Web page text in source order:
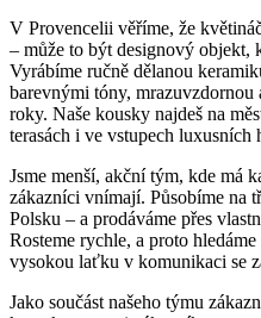
V Provencelii věříme, že
– může to být designový objekt,
Vyrábíme ručně dělanou
barevnými tóny, mrazuvzdornou
roky. Naše kousky najdeš na
terasách i ve vstupech luxusních
Jsme menší, akční tým, kde má
zákazníci vnímají. Působíme na
Polsku – a prodáváme přes
Rosteme rychle, a proto
vysokou laťku v komunikaci se
Jako součást našeho týmu